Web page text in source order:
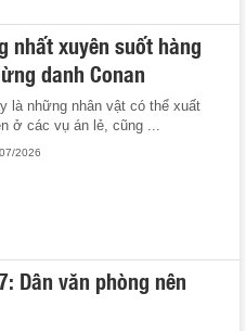
nhất xuyên suốt hàng
danh Conan
là những nhân vật có thể xuất
ở các vụ án lẻ, cũng ...
2026
Dân văn phòng nên